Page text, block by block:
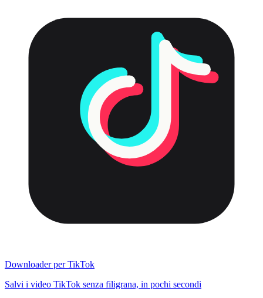
Downloader per TikTok
Salvi i video TikTok senza filigrana, in pochi secondi